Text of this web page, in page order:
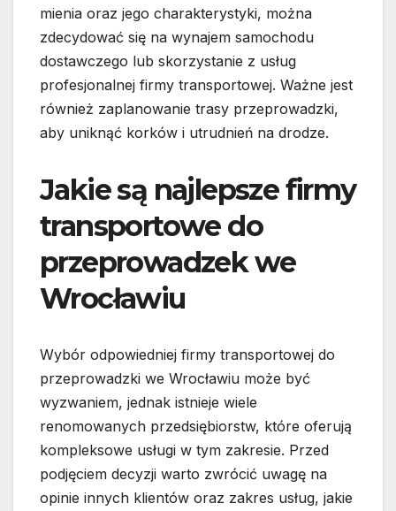
mienia oraz jego charakterystyki, można
zdecydować się na wynajem samochodu
dostawczego lub skorzystanie z usług
profesjonalnej firmy transportowej. Ważne jest
również zaplanowanie trasy przeprowadzki,
aby uniknąć korków i utrudnień na drodze.
Jakie są najlepsze firmy
transportowe do
przeprowadzek we
Wrocławiu
Wybór odpowiedniej firmy transportowej do
przeprowadzki we Wrocławiu może być
wyzwaniem, jednak istnieje wiele
renomowanych przedsiębiorstw, które oferują
kompleksowe usługi w tym zakresie. Przed
podjęciem decyzji warto zwrócić uwagę na
opinie innych klientów oraz zakres usług, jakie